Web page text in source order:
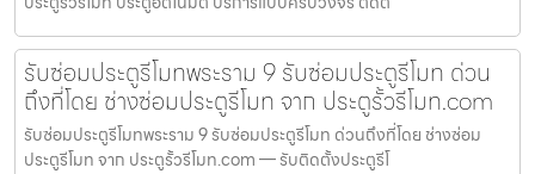
รับซ่อมประตูรีโมทพระราม 9 รับซ่อมประตูรีโมท ด่วน
ถึงที่โดย ช่างซ่อมประตูรีโมท จาก ประตูรั้วรีโมท.com
รับซ่อมประตูรีโมทพระราม 9 รับซ่อมประตูรีโมท ด่วนถึงที่โดย ช่างซ่อม
ประตูรีโมท จาก ประตูรั้วรีโมท.com — รับติดตั้งประตูรีโ